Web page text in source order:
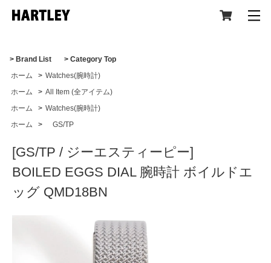
> Brand List
> Category Top
ホーム
> Watches(腕時計)
ホーム
> All Item (全アイテム)
ホーム
> Watches(腕時計)
ホーム
> GS/TP
[GS/TP / ジーエスティーピー]
BOILED EGGS DIAL 腕時計 ボイルドエ
ッグ QMD18BN
CATEGORY
All Item (全アイテム)
Tops(トップス)
Jacket,Coat(ジャケット,コート)